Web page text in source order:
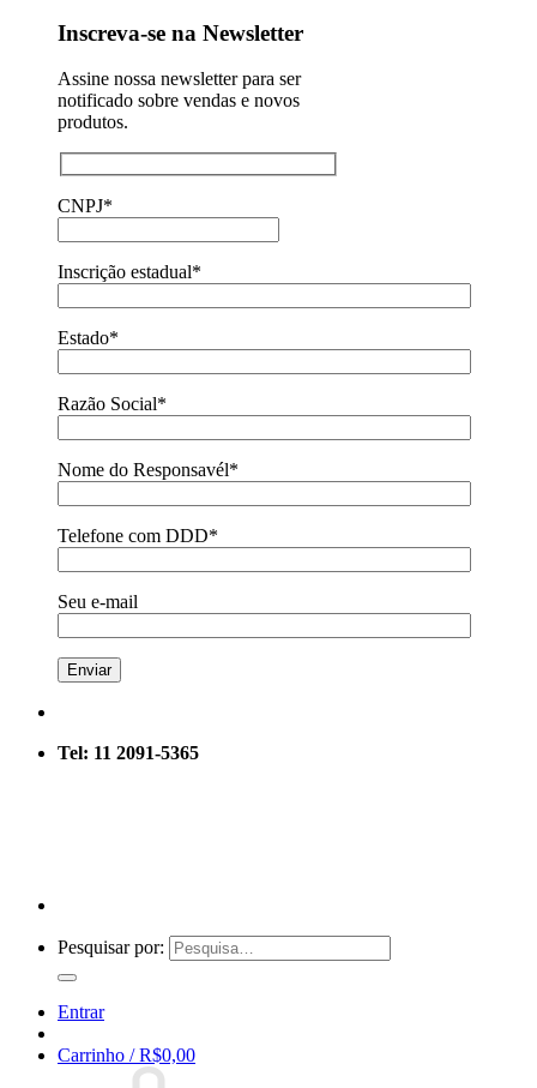
Inscreva-se na Newsletter
Assine nossa newsletter para ser
notificado sobre vendas e novos
produtos.
CNPJ*
Inscrição estadual*
Estado*
Razão Social*
Nome do Responsavél*
Telefone com DDD*
Seu e-mail
Tel: 11 2091-5365
Pesquisar por:
Entrar
Carrinho /R$0,00